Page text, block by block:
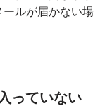
ールが届かない場
っていない